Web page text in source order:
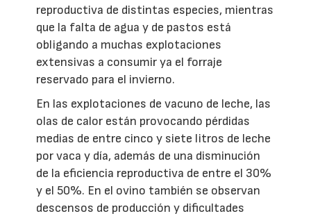
reproductiva de distintas especies, mientras
que la falta de agua y de pastos está
obligando a muchas explotaciones
extensivas a consumir ya el forraje
reservado para el invierno.
En las explotaciones de vacuno de leche, las
olas de calor están provocando pérdidas
medias de entre cinco y siete litros de leche
por vaca y día, además de una disminución
de la eficiencia reproductiva de entre el 30%
y el 50%. En el ovino también se observan
descensos de producción y dificultades